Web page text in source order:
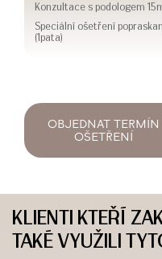
Konzultace s podologem
Speciální ošetření
(1pata)
OBJEDNAT TERMÍN
OŠETŘENÍ
KLIENTI KTEŘÍ
TAKÉ VYUŽILI